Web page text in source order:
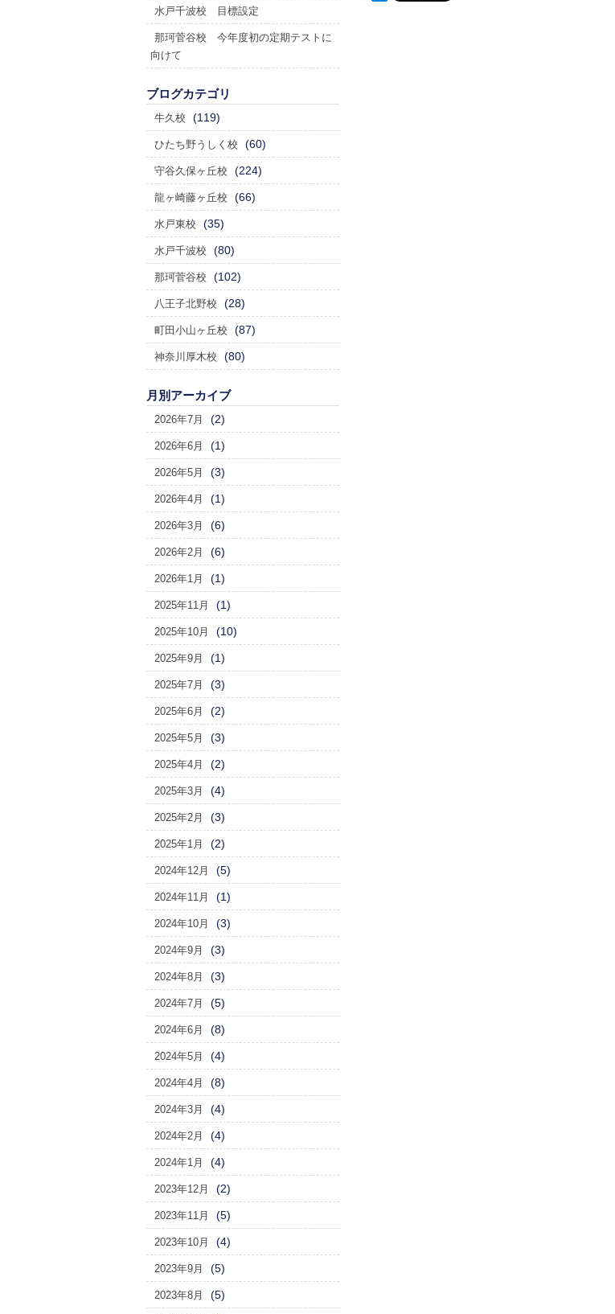
水戸千波校 目標設定
那珂菅谷校 今年度初の定期テストに
向けて
ブログカテゴリ
牛久校 (119)
ひたち野うしく校 (60)
守谷久保ヶ丘校 (224)
龍ヶ崎藤ヶ丘校 (66)
水戸東校 (35)
水戸千波校 (80)
那珂菅谷校 (102)
八王子北野校 (28)
町田小山ヶ丘校 (87)
神奈川厚木校 (80)
月別アーカイブ
2026年7月 (2)
2026年6月 (1)
2026年5月 (3)
2026年4月 (1)
2026年3月 (6)
2026年2月 (6)
2026年1月 (1)
2025年11月 (1)
2025年10月 (10)
2025年9月 (1)
2025年7月 (3)
2025年6月 (2)
2025年5月 (3)
2025年4月 (2)
2025年3月 (4)
2025年2月 (3)
2025年1月 (2)
2024年12月 (5)
2024年11月 (1)
2024年10月 (3)
2024年9月 (3)
2024年8月 (3)
2024年7月 (5)
2024年6月 (8)
2024年5月 (4)
2024年4月 (8)
2024年3月 (4)
2024年2月 (4)
2024年1月 (4)
2023年12月 (2)
2023年11月 (5)
2023年10月 (4)
2023年9月 (5)
2023年8月 (5)